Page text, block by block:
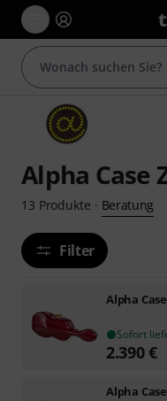
Alpha Case
13 Produkte · Beratung
Filter
Alpha Case
Sofort
2.390€
Alpha Case